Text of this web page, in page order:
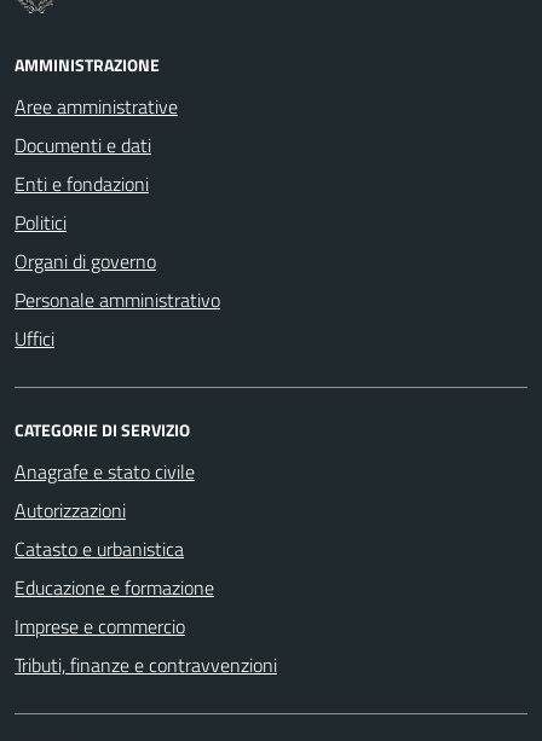
AMMINISTRAZIONE
Aree amministrative
Documenti e dati
Enti e fondazioni
Politici
Organi di governo
Personale amministrativo
Uffici
CATEGORIE DI SERVIZIO
Anagrafe e stato civile
Autorizzazioni
Catasto e urbanistica
Educazione e formazione
Imprese e commercio
Tributi, finanze e contravvenzioni